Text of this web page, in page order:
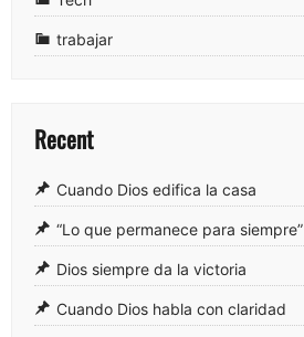
trabajar
Recent
Cuando Dios edifica la casa
“Lo que permanece para siempre”
Dios siempre da la victoria
Cuando Dios habla con claridad